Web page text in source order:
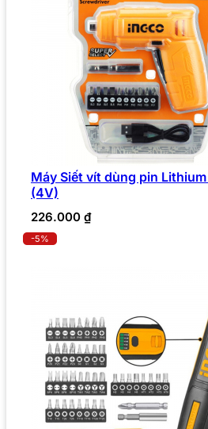
Máy Siết vít dùng pin
(4V)
226.000 ₫
-5%